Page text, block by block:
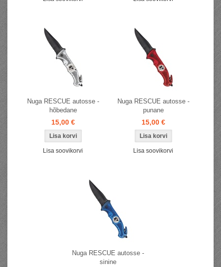
Nuga RESCUE autosse -
hõbedane
15,00 €
Lisa soovikorvi
Nuga RESCUE autosse -
punane
15,00 €
Lisa soovikorvi
Nuga RESCUE autosse -
sinine